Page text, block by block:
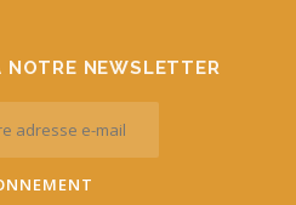
NOTRE NEWSLETTER